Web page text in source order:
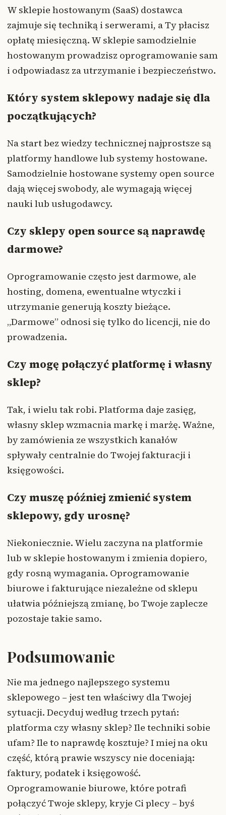
W sklepie hostowanym (SaaS) dostawca
zajmuje się techniką i serwerami, a Ty płacisz
opłatę miesięczną. W sklepie samodzielnie
hostowanym prowadzisz oprogramowanie sam
i odpowiadasz za utrzymanie i bezpieczeństwo.
Który system sklepowy nadaje się dla
początkujących?
Na start bez wiedzy technicznej najprostsze są
platformy handlowe lub systemy hostowane.
Samodzielnie hostowane systemy open source
dają więcej swobody, ale wymagają więcej
nauki lub usługodawcy.
Czy sklepy open source są naprawdę
darmowe?
Oprogramowanie często jest darmowe, ale
hosting, domena, ewentualne wtyczki i
utrzymanie generują koszty bieżące.
„Darmowe” odnosi się tylko do licencji, nie do
prowadzenia.
Czy mogę połączyć platformę i własny
sklep?
Tak, i wielu tak robi. Platforma daje zasięg,
własny sklep wzmacnia markę i marżę. Ważne,
by zamówienia ze wszystkich kanałów
spływały centralnie do Twojej fakturacji i
księgowości.
Czy muszę później zmienić system
sklepowy, gdy urosnę?
Niekoniecznie. Wielu zaczyna na platformie
lub w sklepie hostowanym i zmienia dopiero,
gdy rosną wymagania. Oprogramowanie
biurowe i fakturujące niezależne od sklepu
ułatwia późniejszą zmianę, bo Twoje zaplecze
pozostaje takie samo.
Podsumowanie
Nie ma jednego najlepszego systemu
sklepowego – jest ten właściwy dla Twojej
sytuacji. Decyduj według trzech pytań:
platforma czy własny sklep? Ile techniki sobie
ufam? Ile to naprawdę kosztuje? I miej na oku
część, którą prawie wszyscy nie doceniają:
faktury, podatek i księgowość.
Oprogramowanie biurowe, które potrafi
połączyć Twoje sklepy, kryje Ci plecy – byś